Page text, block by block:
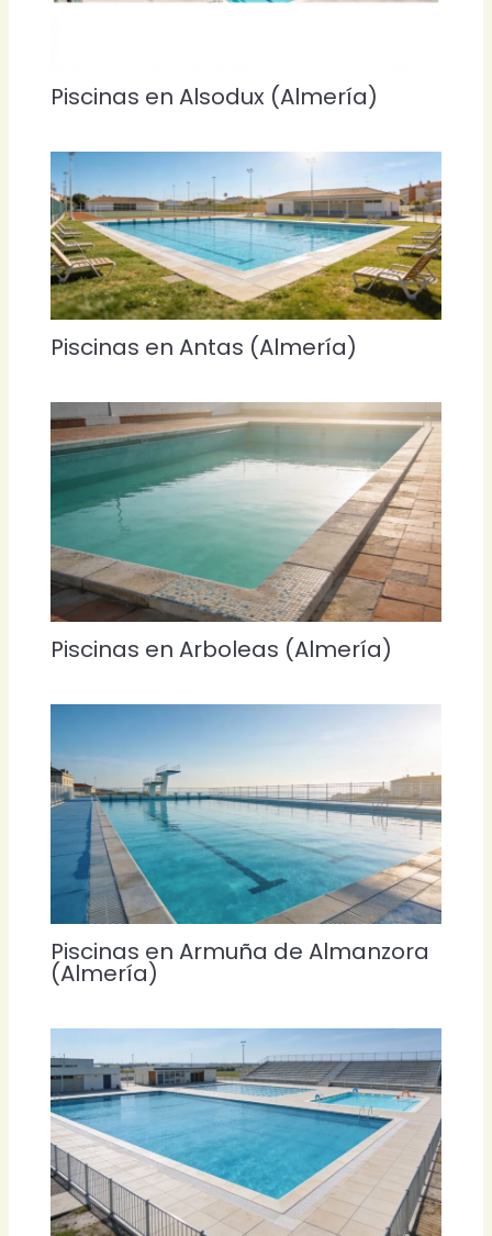
Piscinas en Alsodux (Almería)
Piscinas en Antas (Almería)
Piscinas en Arboleas (Almería)
Piscinas en Armuña de Almanzora
(Almería)